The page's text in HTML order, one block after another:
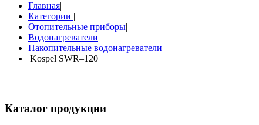
Главная|
Категории |
Отопительные приборы|
Водонагреватели|
Накопительные водонагреватели
|Kospel SWR–120
Каталог продукции